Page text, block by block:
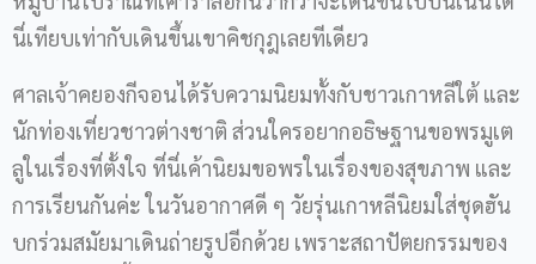
นี่เทียบเท่ากับเดินขึ้นเขาคิชกุฎเลยทีเดียว
ศาลเจ้าคยองกีจอนได้รับความนิยมทั้งกับชาวเกาหลีใต้ และ
นักท่องเที่ยวชาวต่างชาติ ส่วนใครอยากอธิษฐานขอพรมูเต
ลูในเรื่องที่ตั้งใจ ที่นี่เค้านิยมขอพรในเรื่องของสุขภาพ และ
การเรียนกันค่ะ ในวันอากาศดี ๆ วัยรุ่นเกาหลีนิยมใส่ชุดฮัน
บกร่วมสมัยมาเดินถ่ายรูปอีกด้วย เพราะสถาปัตยกรรมของ